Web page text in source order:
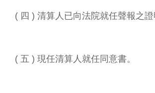
( 四 ) 清算人已向法院就任聲報之證
( 五 ) 現任清算人就任同意書。